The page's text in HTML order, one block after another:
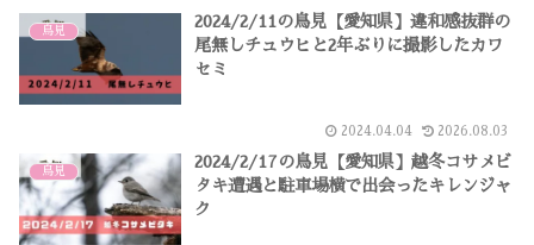
鳥見
2024/2/11の鳥見【愛知県】違和感抜群の
尾無しチュウヒと2年ぶりに撮影したカワ
セミ
2024.04.04 2026.08.03
鳥見
2024/2/17の鳥見【愛知県】越冬コサメビ
タキ遭遇と駐車場横で出会ったキレンジャ
ク